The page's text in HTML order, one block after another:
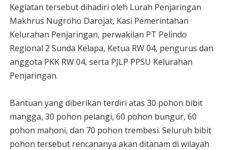
Kegiatan tersebut dihadiri oleh Lurah Penjaringan
Makhrus Nugroho Darojat, Kasi Pemerintahan
Kelurahan Penjaringan, perwakilan PT Pelindo
Regional 2 Sunda Kelapa, Ketua RW 04, pengurus dan
anggota PKK RW 04, serta PJLP PPSU Kelurahan
Penjaringan.
Bantuan yang diberikan terdiri atas 30 pohon bibit
mangga, 30 pohon pelangi, 60 pohon bungur, 60
pohon mahoni, dan 70 pohon trembesi. Seluruh bibit
pohon tersebut rencananya akan ditanam di wilayah